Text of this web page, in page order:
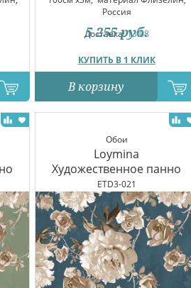
Россия
Доставка:13.08
КУПИТЬ В 1 КЛИК
5 255 руб.
В корзину
Обои
Loymina
Художественное панно
ETD3-021